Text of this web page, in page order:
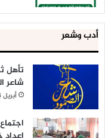
أدب وشعر
تأهل
شاعر
أبريل 26, 2022